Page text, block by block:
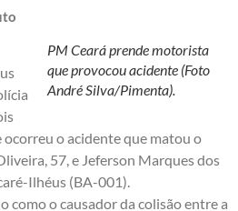
PM Ceará prende motorista
que provocou acidente (Foto
André Silva/Pimenta).
o acidente que matou o
57, e Jeferson Marques dos
Ilhéus (BA-001).
como o causador da colisão entre a